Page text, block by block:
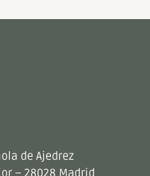
de Ajedrez